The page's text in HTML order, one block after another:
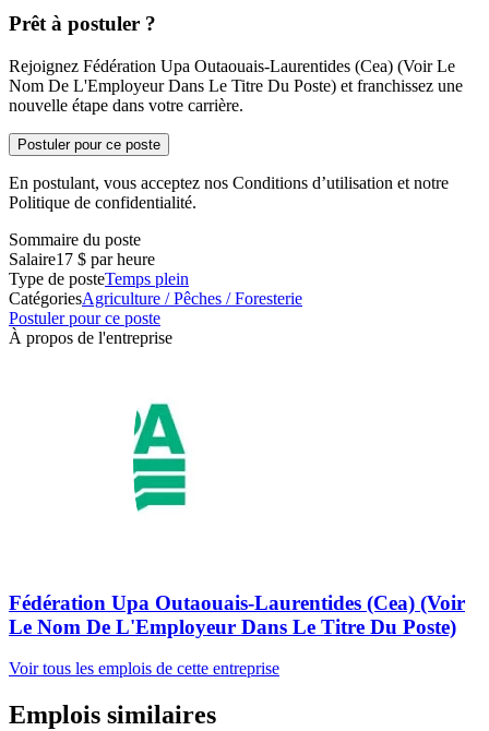
Prêt à postuler ?
Rejoignez Fédération Upa Outaouais-Laurentides (Cea) (Voir Le
Nom De L'Employeur Dans Le Titre Du Poste) et franchissez une
nouvelle étape dans votre carrière.
Postuler pour ce poste
En postulant, vous acceptez nos Conditions d’utilisation et notre
Politique de confidentialité.
Sommaire du poste
Salaire17 $ par heure
Type de posteTemps plein
CatégoriesAgriculture / Pêches / Foresterie
Postuler pour ce poste
À propos de l'entreprise
Fédération Upa Outaouais-Laurentides (Cea) (Voir
Le Nom De L'Employeur Dans Le Titre Du Poste)
Voir tous les emplois de cette entreprise
Emplois similaires